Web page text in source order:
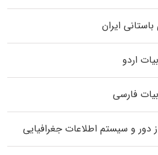
ایران
اردو
فارسی
و سیستم اطلاعات جغرافیایی